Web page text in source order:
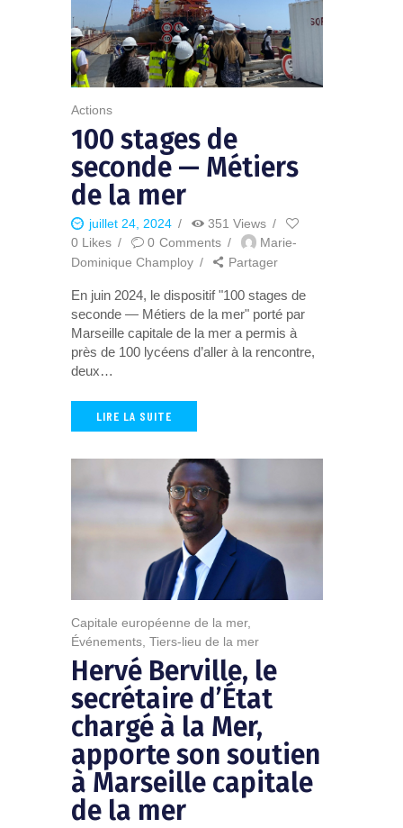
Actions
100 stages de
seconde — Métiers
de la mer
juillet 24, 2024 351 Views
0 Likes 0 Comments
Marie-
Dominique Champloy
Partager
En juin 2024, le dispositif "100 stages de
seconde — Métiers de la mer" porté par
Marseille capitale de la mer a permis à
près de 100 lycéens d’aller à la rencontre,
deux…
LIRE LA SUITE
Capitale européenne de la mer,
Événements Tiers-lieu de la mer
Hervé Berville, le
secrétaire d’État
chargé à la Mer,
apporte son soutien
à Marseille capitale
de la mer